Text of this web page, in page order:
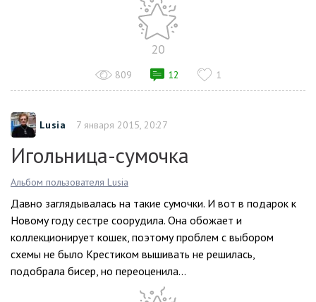
20
809 12 1
Lusia 7 января 2015, 20:27
Игольница-сумочка
Альбом пользователя Lusia
Давно заглядывалась на такие сумочки. И вот в подарок к
Новому году сестре соорудила. Она обожает и
коллекционирует кошек, поэтому проблем с выбором
схемы не было Крестиком вышивать не решилась,
подобрала бисер, но переоценила...